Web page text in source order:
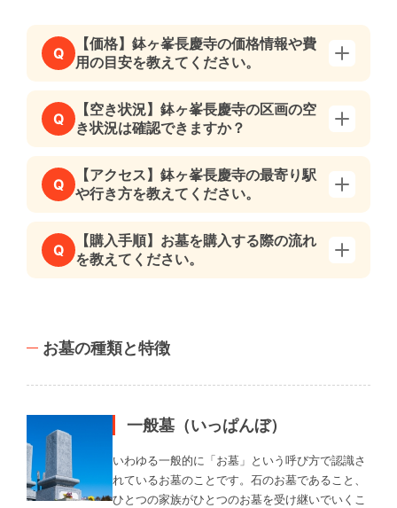
Q
【価格】鉢ヶ峯長慶寺の価格情報や費
用の目安を教えてください。
Q
【空き状況】鉢ヶ峯長慶寺の区画の空
き状況は確認できますか？
Q
【アクセス】鉢ヶ峯長慶寺の最寄り駅
や行き方を教えてください。
Q
【購入手順】お墓を購入する際の流れ
を教えてください。
お墓の種類と特徴
一般墓（いっぱんぼ）
いわゆる一般的に「お墓」という呼び方で認識さ
れているお墓のことです。石のお墓であること、
ひとつの家族がひとつのお墓を受け継いでいくこ